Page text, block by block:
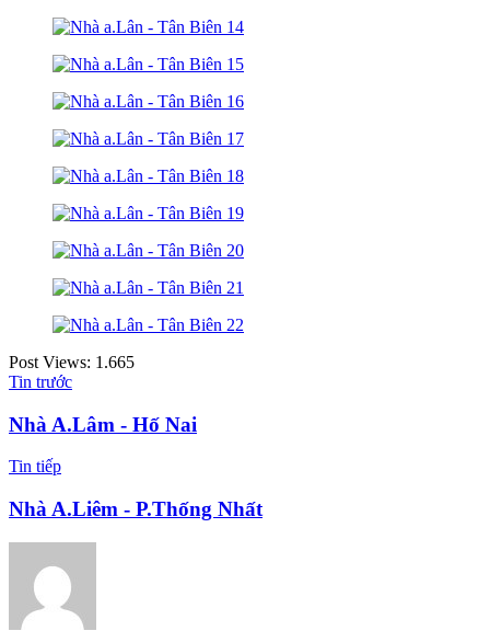
Post Views: 1.665
Tin trước
Nhà A.Lâm - Hố Nai
Tin tiếp
Nhà A.Liêm - P.Thống Nhất